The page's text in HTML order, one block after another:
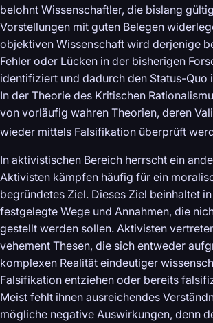
belohnt Wissenschaftler, die bislang
Vorstellungen mit guten Belegen
objektiven Wissenschaft wird derjenige
Fehler oder Lücken in der bisherigen
identifiziert und dadurch den Status-Quo
In der Theorie des Kritischen
von vorläufig wahren Theorien, deren
wieder mittels Falsifikation überprüft
In aktivistischen Bereich herrscht ein
Aktivisten kämpfen häufig für ein
begründetes Ziel. Dieses Ziel beinhaltet
festgelegte Wege und Annahmen, die
gestellt werden sollen. Aktivisten
vehement Thesen, die sich entweder
komplexen Realität eindeutiger
Falsifikation entziehen oder bereits
Meist fehlt ihnen ausreichendes
mögliche negative Auswirkungen, denn